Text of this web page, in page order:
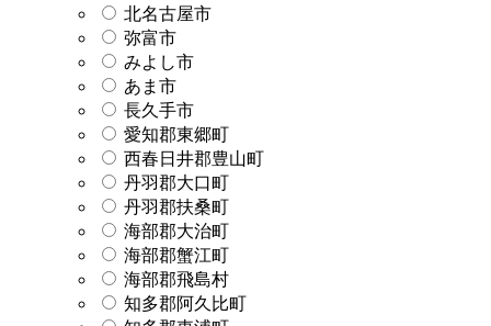
北名古屋市
弥富市
みよし市
あま市
長久手市
愛知郡東郷町
西春日井郡豊山町
丹羽郡大口町
丹羽郡扶桑町
海部郡大治町
海部郡蟹江町
海部郡飛島村
知多郡阿久比町